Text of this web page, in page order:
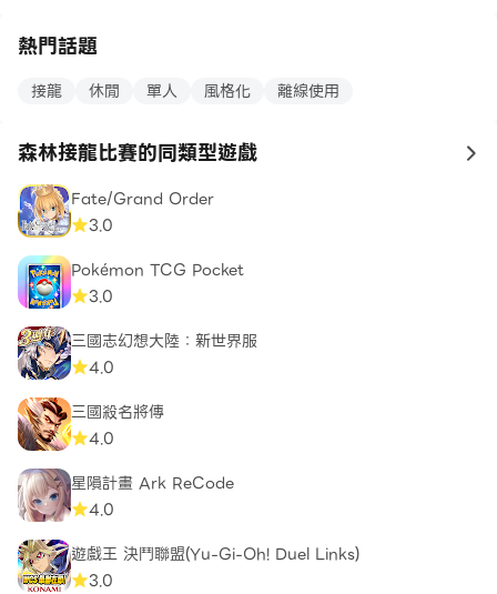
熱門話題
接龍 休閒 單人 風格化 離線使用
森林接龍比賽的同類型遊戲 to
Fate/Grand Order
3.0
Pokémon TCG Pocket
3.0
三國志幻想大陸：新世界服
4.0
三國殺名將傳
4.0
星隕計畫 Ark ReCode
4.0
遊戲王 決鬥聯盟(Yu-Gi-Oh! Duel Links)
3.0